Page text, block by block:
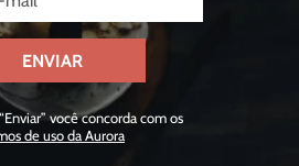
ENVIAR
você concorda com os
de uso da Aurora